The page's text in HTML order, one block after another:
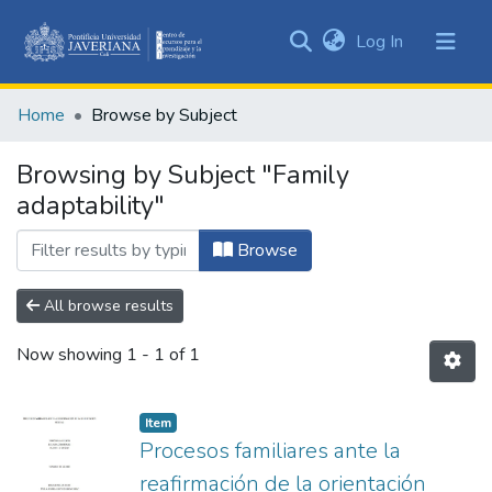
&
All of DSpace
Log In (current)
Home Browse by Subject
Browsing by Subject "Family
adaptability"
Browse
All browse results
Now showing 1 - 1 of 1
Item
Procesos familiares ante la
reafirmación de la orientación